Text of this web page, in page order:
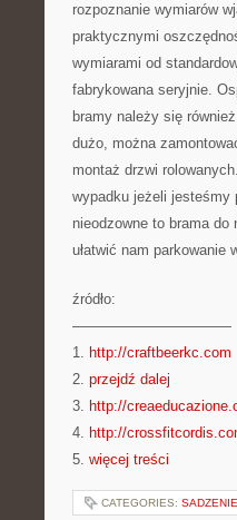
rozpoznanie wymiarów
praktycznymi
wymiarami od
fabrykowana seryjnie.
bramy należy się
dużo, można
montaż drzwi
wypadku jeżeli jesteśmy
nieodzowne to brama
ułatwić nam parkowanie
źródło:
———————————
1. http://craftbeerkc.com
2. przejdź dalej
3. http://
4. http://
5. więcej treści
CATEGORIES: